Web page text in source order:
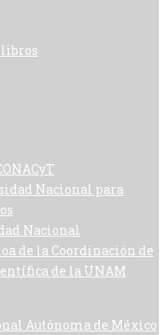
libros
Nacional para
Nacional
de la Coordinación de
de la UNAM
Autónoma de México